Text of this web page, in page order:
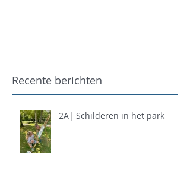
Recente berichten
2A| Schilderen in het park